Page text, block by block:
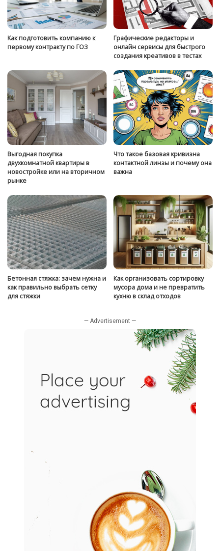
Как подготовить компанию к
первому контракту по ГОЗ
Графические редакторы и
онлайн сервисы для быстрого
создания креативов в тестах
Выгодная покупка
двухкомнатной квартиры в
новостройке или на вторичном
рынке
Что такое базовая кривизна
контактной линзы и почему она
важна
Бетонная стяжка: зачем нужна и
как правильно выбрать сетку
для стяжки
Как организовать сортировку
мусора дома и не превратить
кухню в склад отходов
— Advertisement —